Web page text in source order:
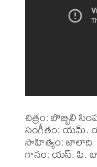
చిత్రం: బొబ్బిలి
సంగీతం: యమ్.
సాహిత్యం: జాలాది
గానం: యస్. పి.